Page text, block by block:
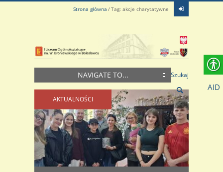
Strona główna Tag: akcje charytatywne
NAVIGATE TO... Szukaj
AKTUALNOŚCI
AID